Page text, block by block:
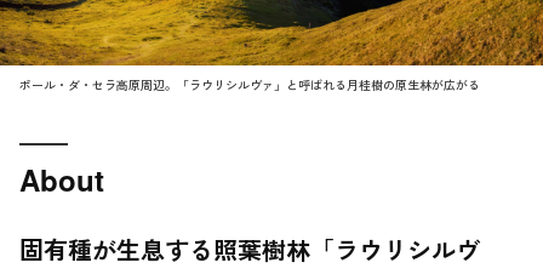
ポール・ダ・セラ高原周辺。「ラウリシルヴァ」と呼ばれる月桂樹の原生林が広がる
About
固有種が生息する照葉樹林「ラウリシルヴ